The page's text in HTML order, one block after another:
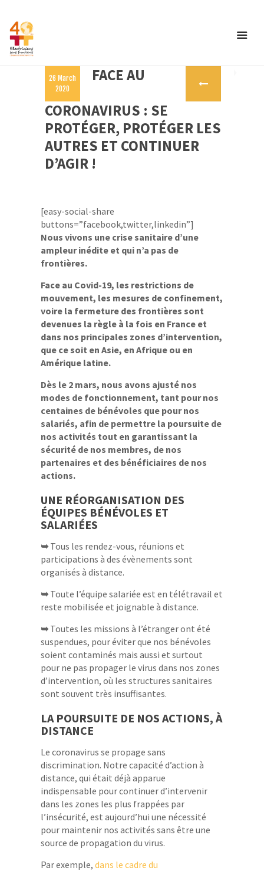
26 March
2020
FACE AU
CORONAVIRUS : SE
PROTÉGER, PROTÉGER LES
AUTRES ET CONTINUER
D’AGIR !
[easy-social-share
buttons=”facebook,twitter,linkedin”]
Nous vivons une crise sanitaire d’une
ampleur inédite et qui n’a pas de
frontières.
Face au Covid-19, les restrictions de
mouvement, les mesures de confinement,
voire la fermeture des frontières sont
devenues la règle à la fois en France et
dans nos principales zones d’intervention,
que ce soit en Asie, en Afrique ou en
Amérique latine.
Dès le 2 mars, nous avons ajusté nos
modes de fonctionnement, tant pour nos
centaines de bénévoles que pour nos
salariés, afin de permettre la poursuite de
nos activités tout en garantissant la
sécurité de nos membres, de nos
partenaires et des bénéficiaires de nos
actions.
UNE RÉORGANISATION DES
ÉQUIPES BÉNÉVOLES ET
SALARIÉES
➥Tous les rendez-vous, réunions et
participations à des évènements sont
organisés à distance.
➥Toute l’équipe salariée est en télétravail et
reste mobilisée et joignable à distance.
➥Toutes les missions à l’étranger ont été
suspendues, pour éviter que nos bénévoles
soient contaminés mais aussi et surtout
pour ne pas propager le virus dans nos zones
d’intervention, où les structures sanitaires
sont souvent très insuffisantes.
LA POURSUITE DE NOS ACTIONS, À
DISTANCE
Le coronavirus se propage sans
discrimination. Notre capacité d’action à
distance, qui était déjà apparue
indispensable pour continuer d’intervenir
dans les zones les plus frappées par
l’insécurité, est aujourd’hui une nécessité
pour maintenir nos activités sans être une
source de propagation du virus.
Par exemple,dans le cadre du